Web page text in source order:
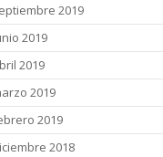
2019
2019
2019
2019
2019
2018